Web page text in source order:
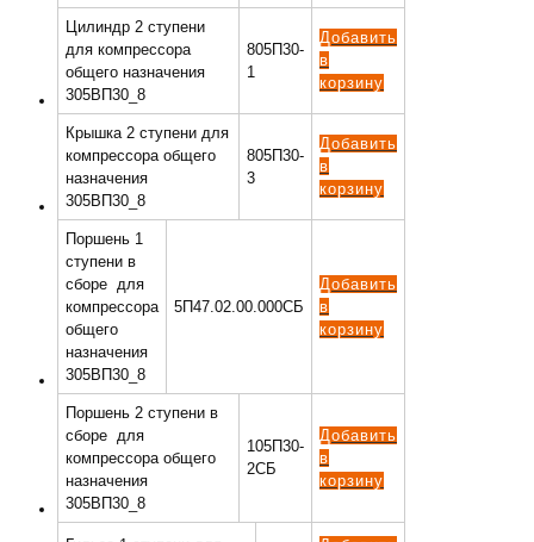
Цилиндр 2 ступени
для компрессора
общего назначения
305ВП30_8
805П30-
1
Добавить
в
корзину
Крышка 2 ступени для
компрессора общего
назначения
305ВП30_8
805П30-
3
Добавить
в
корзину
Поршень 1
ступени в
сборе для
компрессора
общего
назначения
305ВП30_8
5П47.02.00.000СБ
Добавить
в
корзину
Поршень 2 ступени в
сборе для
компрессора общего
назначения
305ВП30_8
105П30-
2СБ
Добавить
в
корзину